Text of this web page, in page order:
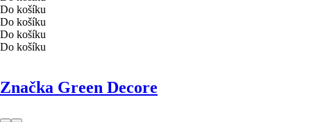
Do košíku
Do košíku
Do košíku
Do košíku
Značka Green Decore